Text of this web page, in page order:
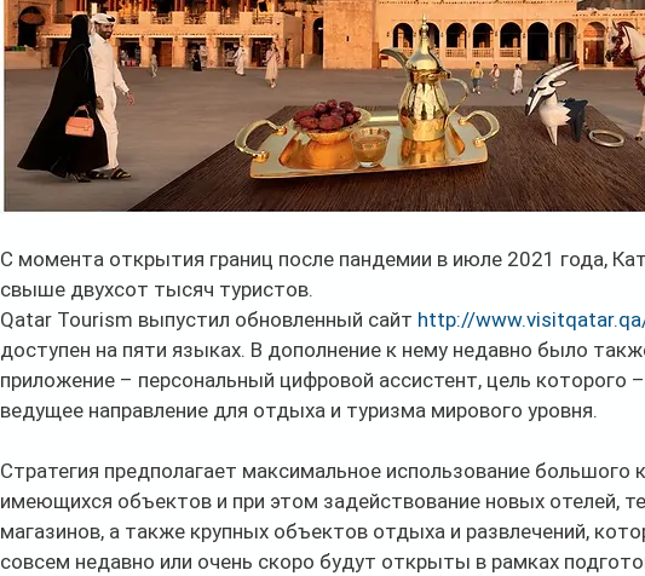
С момента открытия границ после пандемии в июле 2021 года,
свыше двухсот тысяч туристов.
Qatar Tourism выпустил обновленный сайт http://
доступен на пяти языках. В дополнение к нему недавно было
приложение – персональный цифровой ассистент, цель которого
ведущее направление для отдыха и туризма мирового уровня.
Стратегия предполагает максимальное использование большого
имеющихся объектов и при этом задействование новых отелей,
магазинов, а также крупных объектов отдыха и развлечений,
совсем недавно или очень скоро будут открыты в рамках